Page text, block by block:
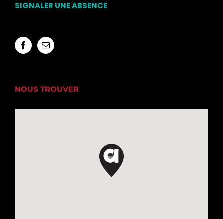
SIGNALER UNE ABSENCE
NOUS TROUVER